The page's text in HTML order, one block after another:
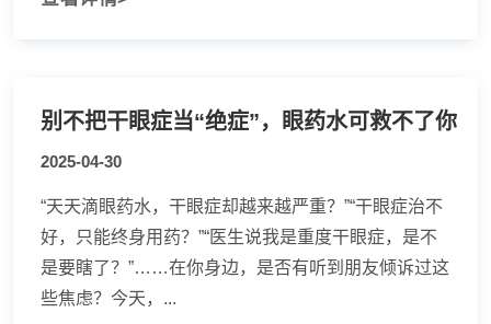
别不把干眼症当“绝症”，眼药水可救不了你
2025-04-30
“天天滴眼药水，干眼症却越来越严重？”“干眼症治不
好，只能终身用药？”“医生说我是重度干眼症，是不
是要瞎了？”……在你身边，是否有听到朋友倾诉过这
些焦虑？今天，...